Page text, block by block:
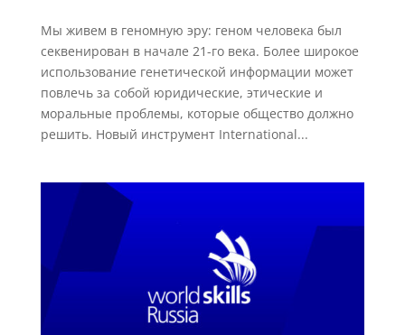
Мы живем в геномную эру: геном человека был
секвенирован в начале 21-го века. Более широкое
использование генетической информации может
повлечь за собой юридические, этические и
моральные проблемы, которые общество должно
решить. Новый инструмент International...